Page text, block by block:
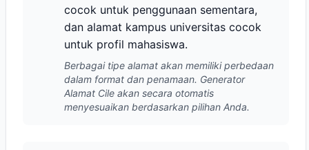
cocok untuk penggunaan sementara,
dan alamat kampus universitas cocok
untuk profil mahasiswa.
Berbagai tipe alamat akan memiliki perbedaan
dalam format dan penamaan. Generator
Alamat Cile akan secara otomatis
menyesuaikan berdasarkan pilihan Anda.